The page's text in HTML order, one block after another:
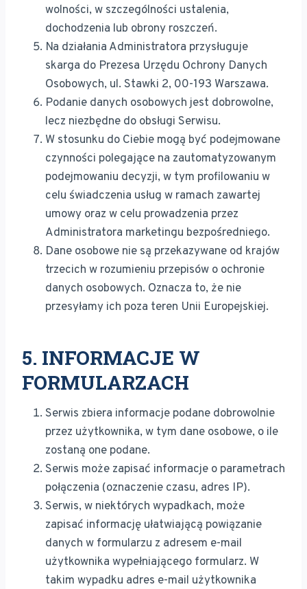
wolności, w szczególności ustalenia,
dochodzenia lub obrony roszczeń.
Na działania Administratora przysługuje
skarga do Prezesa Urzędu Ochrony Danych
Osobowych, ul. Stawki 2, 00-193 Warszawa.
Podanie danych osobowych jest dobrowolne,
lecz niezbędne do obsługi Serwisu.
W stosunku do Ciebie mogą być podejmowane
czynności polegające na zautomatyzowanym
podejmowaniu decyzji, w tym profilowaniu w
celu świadczenia usług w ramach zawartej
umowy oraz w celu prowadzenia przez
Administratora marketingu bezpośredniego.
Dane osobowe nie są przekazywane od krajów
trzecich w rozumieniu przepisów o ochronie
danych osobowych. Oznacza to, że nie
przesyłamy ich poza teren Unii Europejskiej.
5. INFORMACJE W
FORMULARZACH
Serwis zbiera informacje podane dobrowolnie
przez użytkownika, w tym dane osobowe, o ile
zostaną one podane.
Serwis może zapisać informacje o parametrach
połączenia (oznaczenie czasu, adres IP).
Serwis, w niektórych wypadkach, może
zapisać informację ułatwiającą powiązanie
danych w formularzu z adresem e-mail
użytkownika wypełniającego formularz. W
takim wypadku adres e-mail użytkownika